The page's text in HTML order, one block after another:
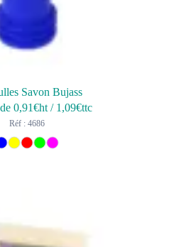
Savon Bujass
0,91€ht/ 1,09€ttc
Réf : 4686